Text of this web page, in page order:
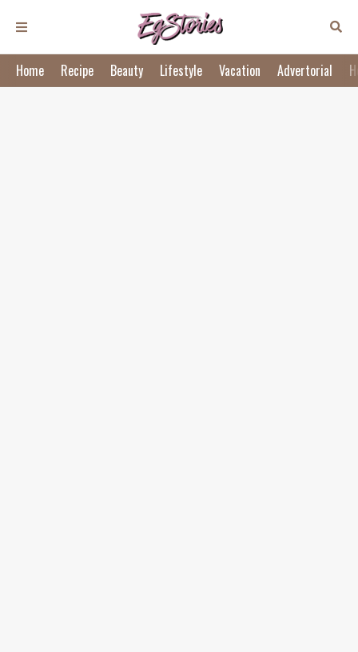
Home Recipe Beauty Lifestyle Vacation Advertorial